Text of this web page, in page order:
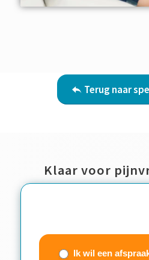
Terug naar
Klaar voor
Contactwizzard
(beknoptIk wil een